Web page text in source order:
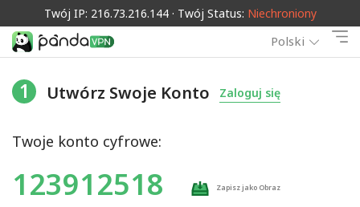
Twój IP: 216.73.216.144 · Twój Status: Niechroniony
Polski
1 Utwórz Swoje Konto Zaloguj się
Twoje konto cyfrowe:
123912518 Zapisz jako Obraz